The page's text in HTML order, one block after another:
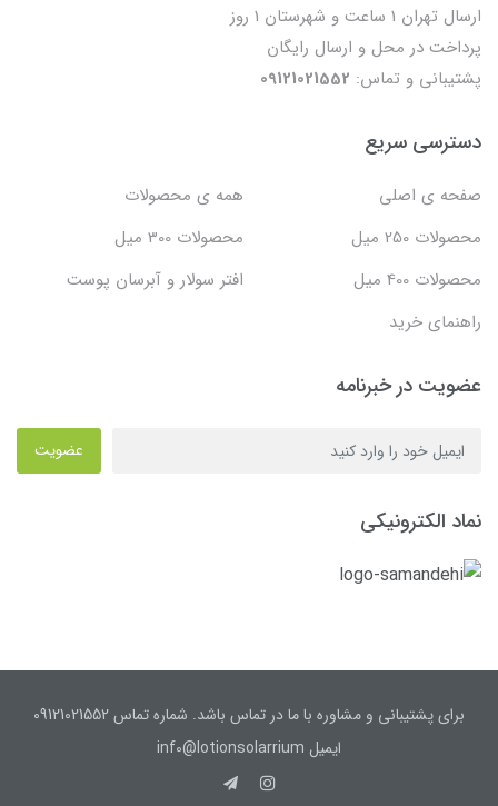
ارسال تهران 1 ساعت و شهرستان 1 روز
پرداخت در محل و ارسال رایگان
پشتیبانی و تماس: 09121021552
دسترسی سریع
صفحه ی اصلی
همه ی محصولات
محصولات 250 میل
محصولات 300 میل
محصولات 400 میل
افتر سولار و آبرسان پوست
راهنمای خرید
عضویت در خبرنامه
عضویت
نماد الکترونیکی
برای پشتیبانی و مشاوره با ما در تماس باشد. شماره تماس 09121021552
ایمیل inf0@lotionsolarrium